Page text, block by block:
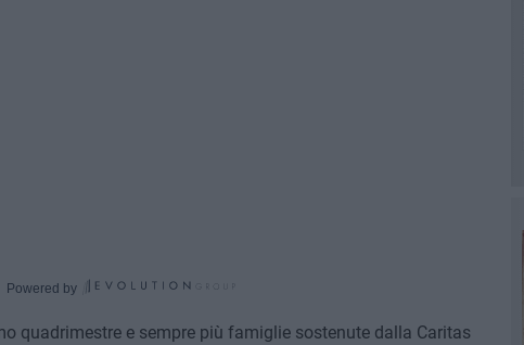
Powered by
quadrimestre e sempre più famiglie sostenute dalla Caritas